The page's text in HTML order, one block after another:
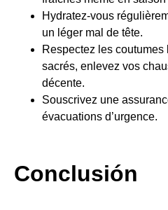
Hydratez-vous
un léger mal de tête.
Respectez les
sacrés, enlevez vos
décente.
Souscrivez une
évacuations d’urgence.
Conclusión